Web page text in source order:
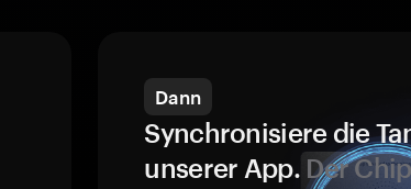
Dann
Synchronisiere die
unserer App.Der